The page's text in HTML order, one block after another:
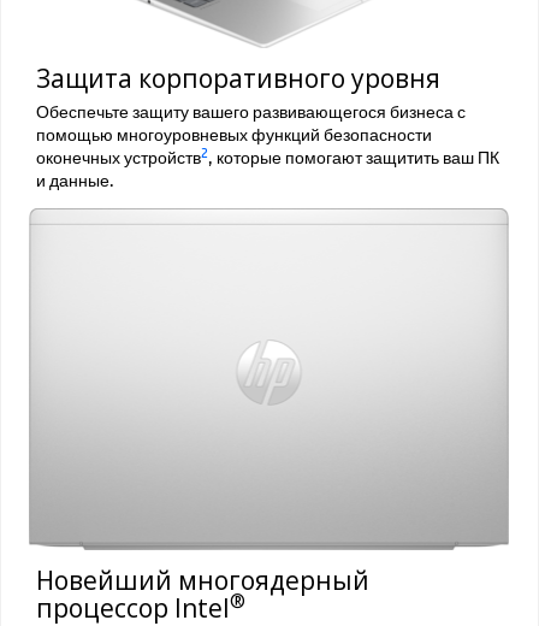
Защита корпоративного уровня
Обеспечьте защиту вашего развивающегося бизнеса с
помощью многоуровневых функций безопасности
оконечных устройств2, которые помогают защитить ваш ПК
и данные.
Новейший многоядерный
процессор Intel®